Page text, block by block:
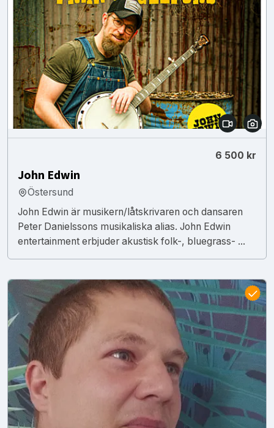
6 500 kr
John Edwin
Östersund
John Edwin är musikern/låtskrivaren och dansaren
Peter Danielssons musikaliska alias. John Edwin
entertainment erbjuder akustisk folk-, bluegrass- ...